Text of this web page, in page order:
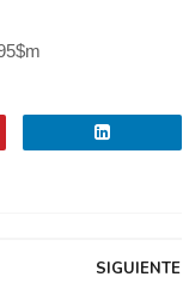
SIGUIENTE